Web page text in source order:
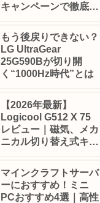
キャンペーンで徹底比
もう後戻りできない？
LG UltraGear
25G590Bが切り開
く“1000Hz時代”とは
【2026年最新】
Logicool G512 X 75
レビュー｜磁気、メカ
ニカル切り替え式キー
マインクラフトサーバ
ーにおすすめ！ミニ
PCおすすめ4選｜高性